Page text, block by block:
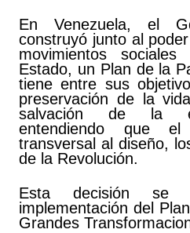
En Venezuela, el
construyó junto al
movimientos
Estado, un Plan de la
tiene entre sus
preservación de la
salvación de la
entendiendo que el
transversal al diseño,
de la Revolución.
Esta decisión se
implementación del
Grandes